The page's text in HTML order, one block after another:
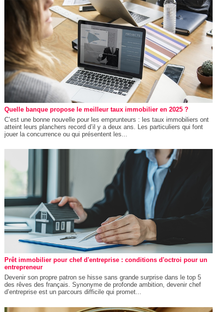
Quelle banque propose le meilleur taux immobilier en 2025 ?
C’est une bonne nouvelle pour les emprunteurs : les taux immobiliers ont
atteint leurs planchers record d’il y a deux ans. Les particuliers qui font
jouer la concurrence ou qui présentent les...
Prêt immobilier pour chef d'entreprise : conditions d'octroi pour un
entrepreneur
Devenir son propre patron se hisse sans grande surprise dans le top 5
des rêves des français. Synonyme de profonde ambition, devenir chef
d’entreprise est un parcours difficile qui promet...